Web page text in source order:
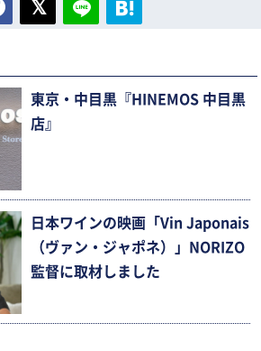
東京・中目黒『HINEMOS 中目黒
店』
日本ワインの映画「Vin Japonais
（ヴァン・ジャポネ）」NORIZO
監督に取材しました